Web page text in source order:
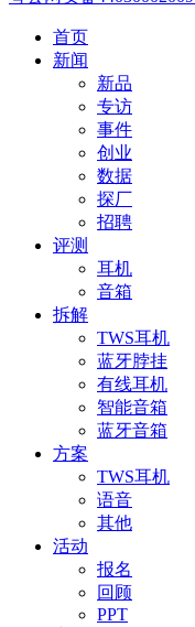
首页
新闻
新品
专访
事件
创业
数据
探厂
招聘
评测
耳机
音箱
拆解
TWS耳机
蓝牙脖挂
有线耳机
智能音箱
蓝牙音箱
方案
TWS耳机
语音
其他
活动
报名
回顾
PPT